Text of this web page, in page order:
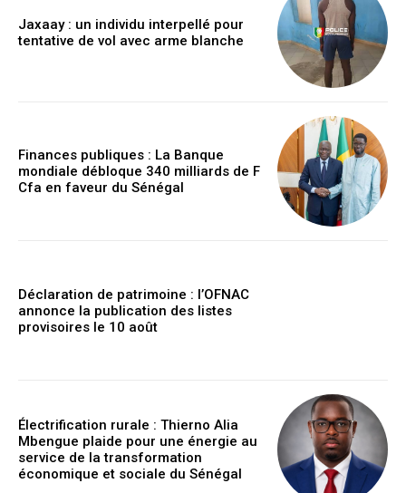
Jaxaay : un individu interpellé pour
tentative de vol avec arme blanche
Finances publiques : La Banque
mondiale débloque 340 milliards de F
Cfa en faveur du Sénégal
Déclaration de patrimoine : l’OFNAC
annonce la publication des listes
provisoires le 10 août
Électrification rurale : Thierno Alia
Mbengue plaide pour une énergie au
service de la transformation
économique et sociale du Sénégal